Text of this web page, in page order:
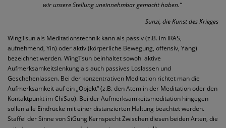
wir unsere Stellung uneinnehmbar gemacht haben.“
Sunzi, die Kunst des Krieges
WingTsun als Meditationstechnik kann als passiv (z.B. im IRAS,
aufnehmend, Yin) oder aktiv (körperliche Bewegung, offensiv, Yang)
bezeichnet werden. WingTsun beinhaltet sowohl aktive
Aufmerksamkeitslenkung als auch passives Loslassen und
Geschehenlassen. Bei der konzentrativen Meditation richtet man die
Aufmerksamkeit auf ein „Objekt“ (z.B. den Atem in der Meditation oder den
Kontaktpunkt im ChiSao). Bei der Aufmerksamkeitsmeditation hingegen
sollen alle Eindrücke mit einer distanzierten Haltung beachtet werden.
Staffel der Sinne von SiGung Kernspecht Zwischen diesen beiden Arten, die